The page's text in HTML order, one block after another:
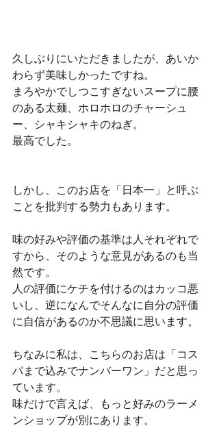
久しぶりにいただきましたが、あいか
わらず美味しかったですね。
まろやかでしつこすぎないスープに腰
のある太麺、ホロホロのチャーシュ
ー、シャキシャキのねぎ。
最高でした。
しかし、このお店を「日本一」と呼ぶ
ことを批判する勢力もあります。
味の好みや評価の基準は人それぞれで
すから、そのような意見があるのも当
然です。
人の評価にケチを付けるのはカッコ悪
いし、逆になんでそんなに自分の評価
に自信があるのか不思議に思います。
ちなみに私は、こちらのお店は「コス
パまで込みでナンバーワン」だと思っ
ています。
味だけで言えば、もっと好みのラーメ
ンショップが別にあります。